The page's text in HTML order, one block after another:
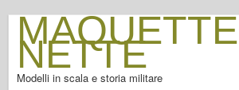
MAQUETTE
NETTE
Modelli in scala e storia militare